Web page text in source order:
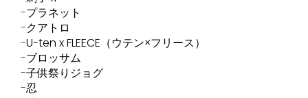
プラネット
クアトロ
U-ten x FLEECE（ウテン×フリース）
ブロッサム
子供祭りジョグ
忍